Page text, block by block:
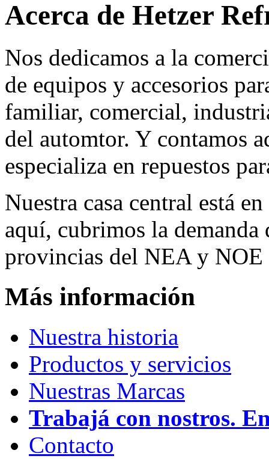
Acerca de Hetzer
Nos dedicamos a la
de equipos y accesorios
familiar, comercial,
del automtor. Y contamos
especializa en repuestos
Nuestra casa central está
aquí, cubrimos la
provincias del NEA y NOE
Más información
Nuestra historia
Productos y servicios
Nuestras Marcas
Trabajá con nostros.
Contacto